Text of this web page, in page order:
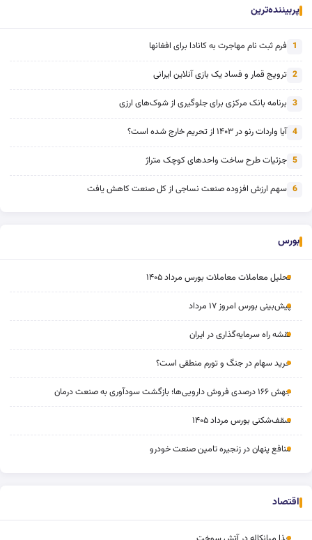
پربیننده‌ترین
1 فرم ثبت نام مهاجرت به کانادا برای افغانها
2 ترویج قمار و فساد یک بازی آنلاین ایرانی
3 برنامه بانک مرکزی برای جلوگیری از شوک‌های ارزی
4 آیا واردات رنو در ۱۴۰۳ از تحریم خارج شده است؟
5 جزئیات طرح ساخت واحدهای کوچک متراژ
6 سهم ارزش افزوده صنعت نساجی از کل صنعت کاهش یافت
بورس
تحلیل معاملات معاملات بورس مرداد ۱۴۰۵
پیش‌بینی بورس امروز ۱۷ مرداد
نقشه راه سرمایه‌گذاری در ایران
خرید سهام در جنگ و تورم منطقی است؟
جهش ۱۶۶ درصدی فروش دارویی‌ها؛ بازگشت سودآوری به صنعت درمان
سقف‌شکنی بورس مرداد ۱۴۰۵
منافع پنهان در زنجیره تامین صنعت خودرو
اقتصاد